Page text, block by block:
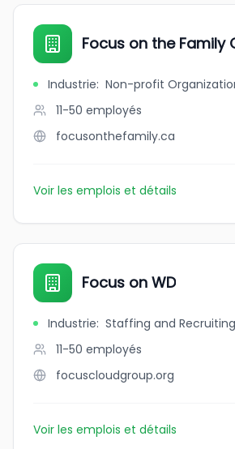
Focus on the Family
Industrie: Non-profit
11-50 employés
focusonthefamily.ca
Voir les emplois et détails
Focus on WD
Industrie: Staffing and Recruiting
11-50 employés
focuscloudgroup.org
Voir les emplois et détails